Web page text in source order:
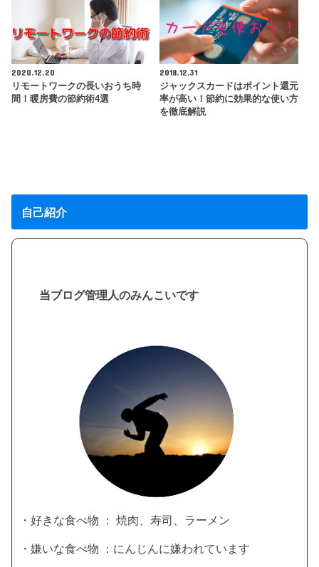
2020.12.20
リモートワークの長いおうち時
間！暖房費の節約術4選
2018.12.31
ジャックスカードはポイント還元
率が高い！節約に効果的な使い方
を徹底解説
自己紹介
当ブログ管理人のみんこいです
・好きな食べ物 ： 焼肉、寿司、ラーメン
・嫌いな食べ物 ：にんじんに嫌われています